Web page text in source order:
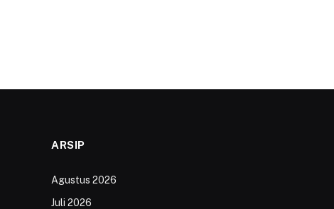
ARSIP
Agustus 2026
Juli 2026